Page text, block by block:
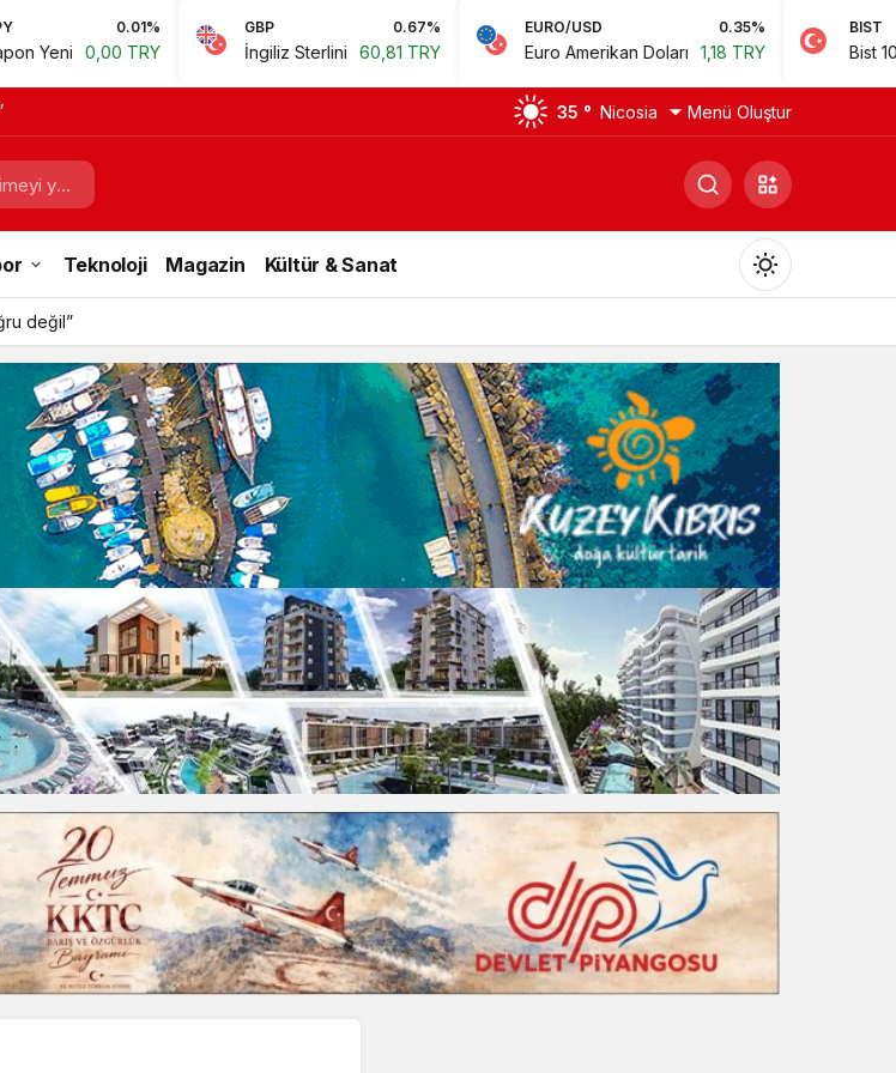
0.67%
İngiliz Sterlini 60,81 TRY
EURO/USD 0.35%
Euro Amerikan Doları 1,18 TRY
0.78%
Bist 100 14.168,35 TRY
35 ° Nicosia Menü Oluştur
Teknoloji Magazin Kültür & Sanat
Gündüz Modu
Gündüz modunu seçin.
Gece Modu
Gece modunu seçin.
Sistem Modu
Sistem modunu seçin.
değil”